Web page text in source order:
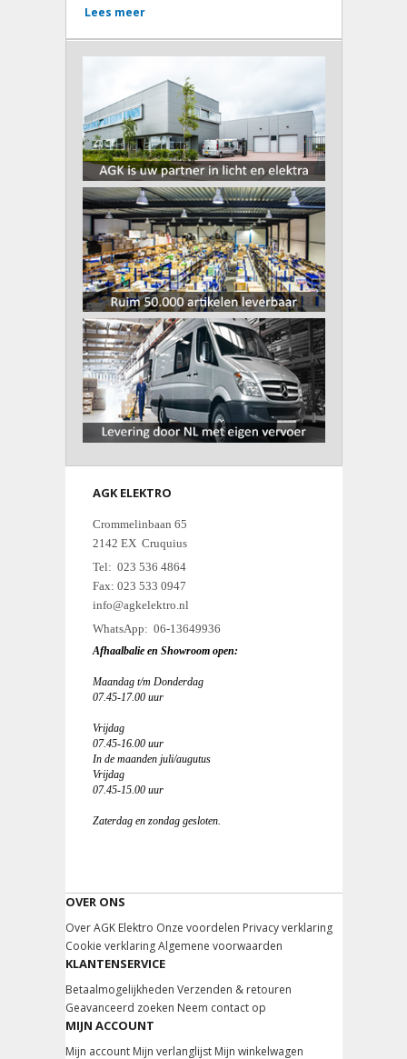
Lees meer
AGK ELEKTRO
Crommelinbaan 65
2142 EX Cruquius
Tel: 023 536 4864
Fax: 023 533 0947
info@agkelektro.nl
WhatsApp: 06-13649936
Afhaalbalie en Showroom open:
Maandag t/m Donderdag
07.45-17.00 uur
Vrijdag
07.45-16.00 uur
In de maanden juli/augutus
Vrijdag
07.45-15.00 uur
Zaterdag en zondag gesloten.
OVER ONS
Over AGK Elektro Onze voordelen Privacy verklaring
Cookie verklaring Algemene voorwaarden
KLANTENSERVICE
Betaalmogelijkheden Verzenden & retouren
Geavanceerd zoeken Neem contact op
MIJN ACCOUNT
Mijn account Mijn verlanglijst Mijn winkelwagen